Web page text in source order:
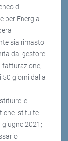
di
per Energia
sia rimasto
dal gestore
fatturazione,
50 giorni dalla
le
istituite
giugno 2021;